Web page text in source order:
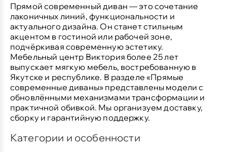
Прямой современный диван — это сочетание
лаконичных линий, функциональности и
актуального дизайна. Он станет стильным
акцентом в гостиной или рабочей зоне,
подчёркивая современную эстетику.
Мебельный центр Виктория более 25 лет
выпускает мягкую мебель, востребованную в
Якутске и республике. В разделе «Прямые
современные диваны» представлены модели с
обновлёнными механизмами трансформации и
практичной обивкой. Мы организуем доставку,
сборку и гарантийную поддержку.
Категории и особенности